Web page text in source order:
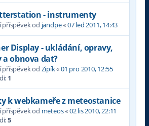
- instrumenty
příspěvek od jandpe«07 led 2011, 14:43
Display - ukládání, opravy,
a obnova dat?
příspěvek od Zipík«01 pro 2010, 12:55
1
k webkameře z meteostanice
příspěvek od meteos«02 lis 2010, 22:11
5